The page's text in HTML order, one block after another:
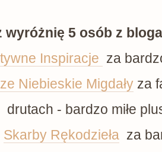
wyróżnię 5 osób z
Inspiracje za
Niebieskie Migdałyza
drutach - bardzo miłe
Skarby Rękodziełaza